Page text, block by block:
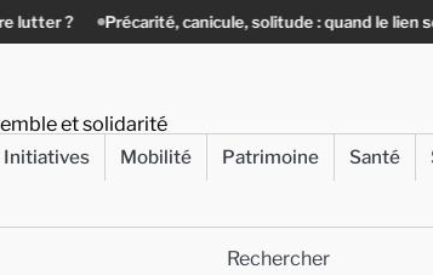
Précarité, canicule, solitude : quand le lien social
et solidarité
Initiatives Mobilité Patrimoine Santé
Rechercher